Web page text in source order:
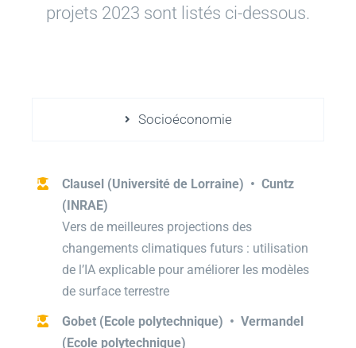
projets 2023 sont listés ci-dessous.
Socioéconomie
Clausel (Université de Lorraine) • Cuntz
(INRAE)
Vers de meilleures projections des
changements climatiques futurs : utilisation
de l’IA explicable pour améliorer les modèles
de surface terrestre
Gobet (Ecole polytechnique) • Vermandel
(Ecole polytechnique)